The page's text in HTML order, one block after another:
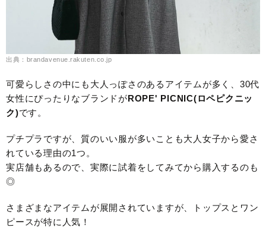
出典：brandavenue.rakuten.co.jp
可愛らしさの中にも大人っぽさのあるアイテムが多く、30代
女性にぴったりなブランドがROPE' PICNIC(ロペピクニッ
ク)です。
プチプラですが、質のいい服が多いことも大人女子から愛さ
れている理由の1つ。
実店舗もあるので、実際に試着をしてみてから購入するのも
◎
さまざまなアイテムが展開されていますが、トップスとワン
ピースが特に人気！